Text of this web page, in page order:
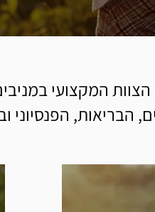
היום הצוות המקצועי
הבריאות, הפנסיוני